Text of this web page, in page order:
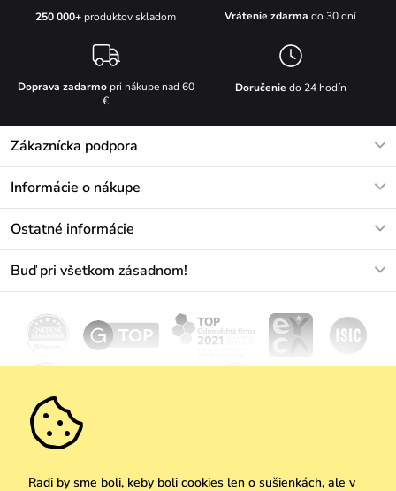
250 000+ produktov skladom Vrátenie zdarma do 30 dní
Doprava zadarmopri nákupe nad 60
€
Doručenie do 24 hodín
Zákaznícka podpora
info@vuch.sk
Informácie o nákupe
Materiály a údržba
Vrátenie a reklamácia
Ostatné informácie
Darčekové poukazy
We Care
Vuchlook
Predajne
Buď pri všetkom zásadnom!
Odoberať
Radi by sme boli, keby boli cookies len o sušienkách, ale v